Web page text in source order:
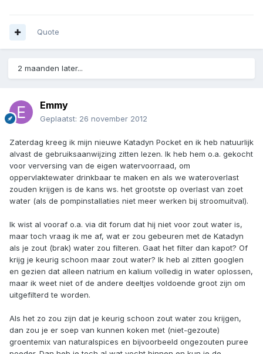
Quote
2 maanden later...
Emmy
Geplaatst: 26 november 2012
Zaterdag kreeg ik mijn nieuwe Katadyn Pocket en ik heb natuurlijk
alvast de gebruiksaanwijzing zitten lezen. Ik heb hem o.a. gekocht
voor verversing van de eigen watervoorraad, om
oppervlaktewater drinkbaar te maken en als we wateroverlast
zouden krijgen is de kans ws. het grootste op overlast van zoet
water (als de pompinstallaties niet meer werken bij stroomuitval).
Ik wist al vooraf o.a. via dit forum dat hij niet voor zout water is,
maar toch vraag ik me af, wat er zou gebeuren met de Katadyn
als je zout (brak) water zou filteren. Gaat het filter dan kapot? Of
krijg je keurig schoon maar zout water? Ik heb al zitten googlen
en gezien dat alleen natrium en kalium volledig in water oplossen,
maar ik weet niet of de andere deeltjes voldoende groot zijn om
uitgefilterd te worden.
Als het zo zou zijn dat je keurig schoon zout water zou krijgen,
dan zou je er soep van kunnen koken met (niet-gezoute)
groentemix van naturalspices en bijvoorbeeld ongezouten puree